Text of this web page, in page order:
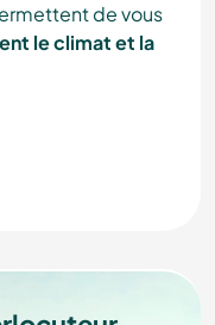
de vous
le climat et la